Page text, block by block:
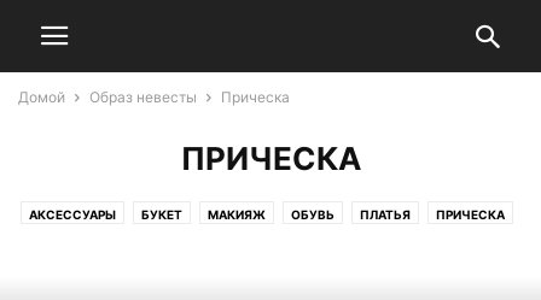
Домой Образ невесты Прическа
ПРИЧЕСКА
АКСЕССУАРЫ БУКЕТ МАКИЯЖ ОБУВЬ ПЛАТЬЯ ПРИЧЕСКА